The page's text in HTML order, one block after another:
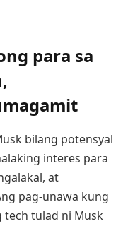
para sa
bilang potensyal
interes para
at
pag-unawa kung
tech tulad ni Musk